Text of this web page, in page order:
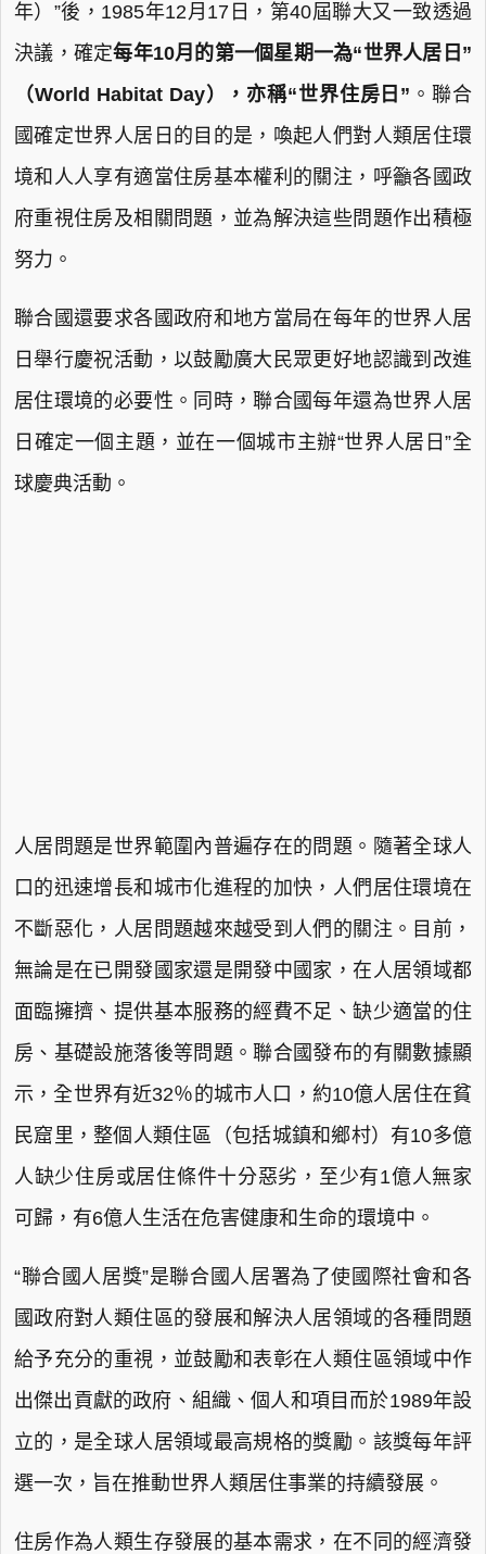
年）”後，1985年12月17日，第40屆聯大又一致透過
決議，確定每年10月的第一個星期一為“世界人居日”
（World Habitat Day），亦稱“世界住房日” 。聯合
國確定世界人居日的目的是，喚起人們對人類居住環
境和人人享有適當住房基本權利的關注，呼籲各國政
府重視住房及相關問題，並為解決這些問題作出積極
努力。
聯合國還要求各國政府和地方當局在每年的世界人居
日舉行慶祝活動，以鼓勵廣大民眾更好地認識到改進
居住環境的必要性。同時，聯合國每年還為世界人居
日確定一個主題，並在一個城市主辦“世界人居日”全
球慶典活動。
人居問題是世界範圍內普遍存在的問題。隨著全球人
口的迅速增長和城市化進程的加快，人們居住環境在
不斷惡化，人居問題越來越受到人們的關注。目前，
無論是在已開發國家還是開發中國家，在人居領域都
面臨擁擠、提供基本服務的經費不足、缺少適當的住
房、基礎設施落後等問題。聯合國發布的有關數據顯
示，全世界有近32％的城市人口，約10億人居住在貧
民窟里，整個人類住區（包括城鎮和鄉村）有10多億
人缺少住房或居住條件十分惡劣，至少有1億人無家
可歸，有6億人生活在危害健康和生命的環境中。
“聯合國人居獎”是聯合國人居署為了使國際社會和各
國政府對人類住區的發展和解決人居領域的各種問題
給予充分的重視，並鼓勵和表彰在人類住區領域中作
出傑出貢獻的政府、組織、個人和項目而於1989年設
立的，是全球人居領域最高規格的獎勵。該獎每年評
選一次，旨在推動世界人類居住事業的持續發展。
住房作為人類生存發展的基本需求，在不同的經濟發